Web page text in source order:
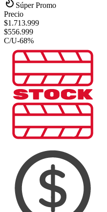
Súper Promo
Precio
$1.713.999
$556.999
C/U-68%